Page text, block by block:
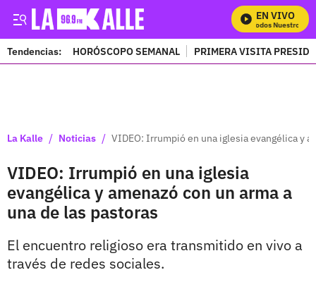
EN VIVO
Mira Todos Nuestros
Tendencias: HORÓSCOPO SEMANAL PRIMERA VISITA
La Kalle / Noticias / VIDEO: Irrumpió en una iglesia evangélica y
VIDEO: Irrumpió en una iglesia
evangélica y amenazó con un arma a
una de las pastoras
El encuentro religioso era transmitido en vivo a
través de redes sociales.